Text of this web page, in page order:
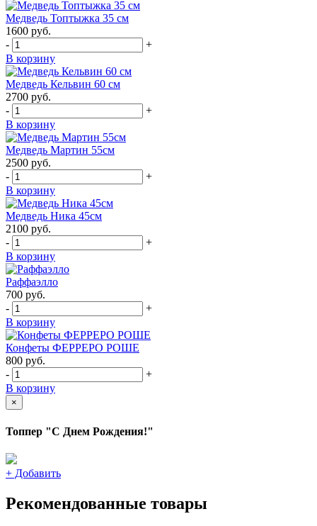
Медведь Топтыжка 35 см
1600 руб.
-
+
В корзину
Медведь Кельвин 60 см
2700 руб.
-
+
В корзину
Медведь Мартин 55см
2500 руб.
-
+
В корзину
Медведь Ника 45см
2100 руб.
-
+
В корзину
Раффаэлло
700 руб.
-
+
В корзину
Конфеты ФЕРРЕРО РОШЕ
800 руб.
-
+
В корзину
×
Топпер "С Днем Рождения!"
+ Добавить
Рекомендованные товары